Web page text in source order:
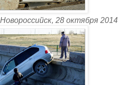
28 октября 2014